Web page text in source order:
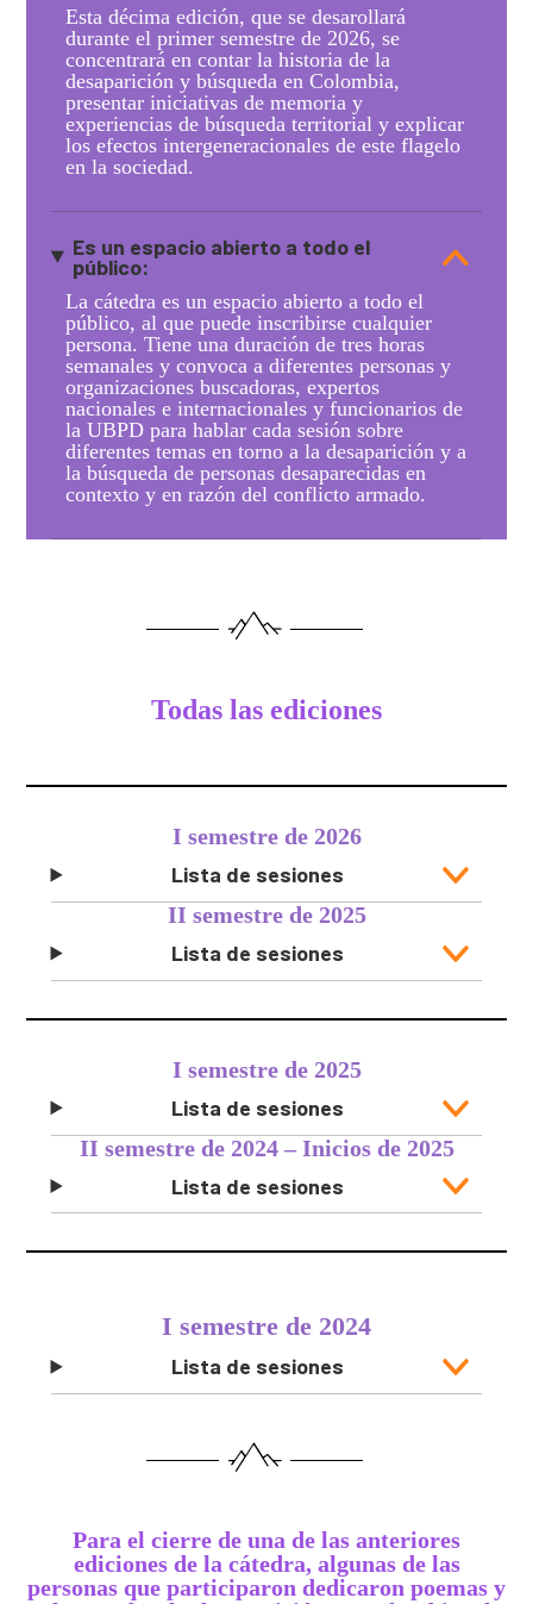
Esta décima edición, que se desarollará
durante el primer semestre de 2026, se
concentrará en contar la historia de la
desaparición y búsqueda en Colombia,
presentar iniciativas de memoria y
experiencias de búsqueda territorial y explicar
los efectos intergeneracionales de este flagelo
en la sociedad.
Es un espacio abierto a todo el
público:
La cátedra es un espacio abierto a todo el
público, al que puede inscribirse cualquier
persona. Tiene una duración de tres horas
semanales y convoca a diferentes personas y
organizaciones buscadoras, expertos
nacionales e internacionales y funcionarios de
la UBPD para hablar cada sesión sobre
diferentes temas en torno a la desaparición y a
la búsqueda de personas desaparecidas en
contexto y en razón del conflicto armado.
Todas las ediciones
I semestre de 2026
Lista de sesiones
II semestre de 2025
Lista de sesiones
I semestre de 2025
Lista de sesiones
II semestre de 2024 – Inicios de 2025
Lista de sesiones
I semestre de 2024
Lista de sesiones
Para el cierre de una de las anteriores
ediciones de la cátedra, algunas de las
personas que participaron dedicaron poemas y